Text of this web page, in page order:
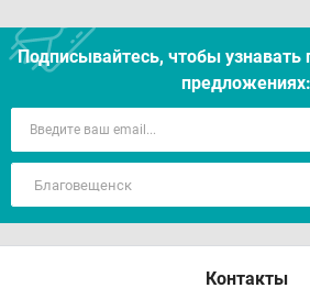
Подписывайтесь, чтобы
предложениях:
Контакты